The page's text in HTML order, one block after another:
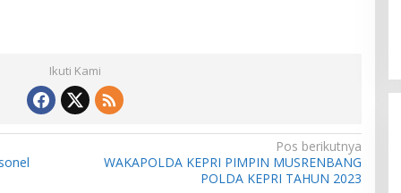
Ikuti Kami
Pos berikutnya
WAKAPOLDA KEPRI PIMPIN MUSRENBANG
POLDA KEPRI TAHUN 2023